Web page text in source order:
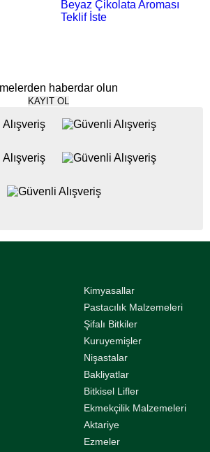
Beyaz Çikolata Aroması
Teklif İste
haberdar olun
KAYIT OL
Kimyasallar
Pastacılık Malzemeleri
Şifalı Bitkiler
Kuruyemişler
Nişastalar
Bakliyatlar
Bitkisel Lifler
Ekmekçilik Malzemeleri
Aktariye
Ezmeler